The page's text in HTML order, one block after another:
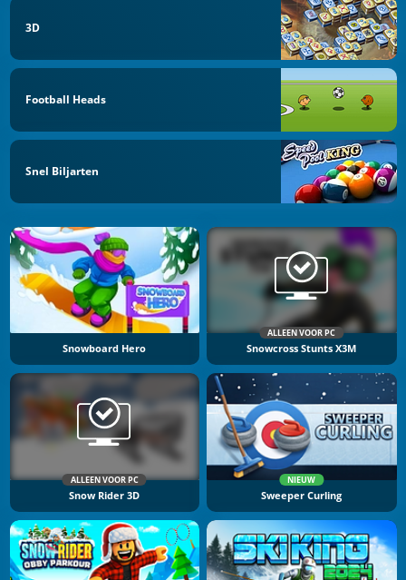
3D
Football Heads
Snel Biljarten
Snowboard Hero
ALLEEN VOOR PC
Snowcross Stunts X3M
ALLEEN VOOR PC
Snow Rider 3D
NIEUW
Sweeper Curling